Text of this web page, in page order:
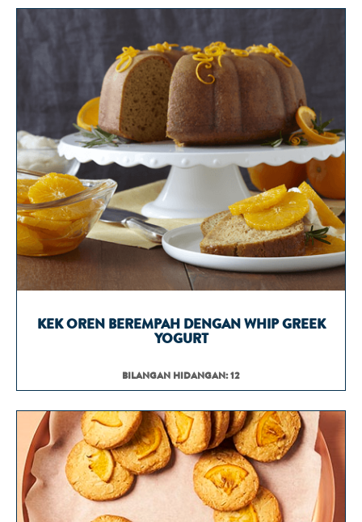
KEK OREN BEREMPAH DENGAN WHIP GREEK
YOGURT
BILANGAN HIDANGAN: 12